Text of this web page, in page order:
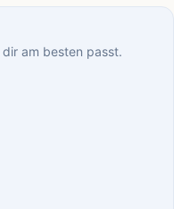
am besten passt.